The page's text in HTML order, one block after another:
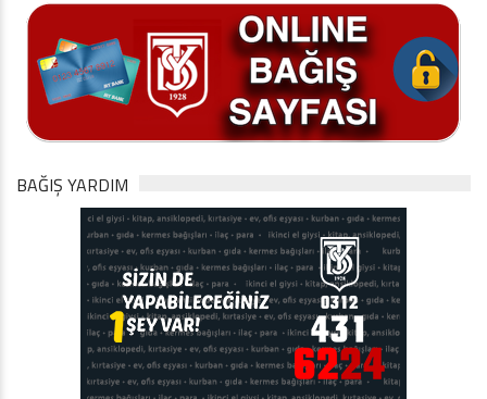
BAĞIŞ YARDIM